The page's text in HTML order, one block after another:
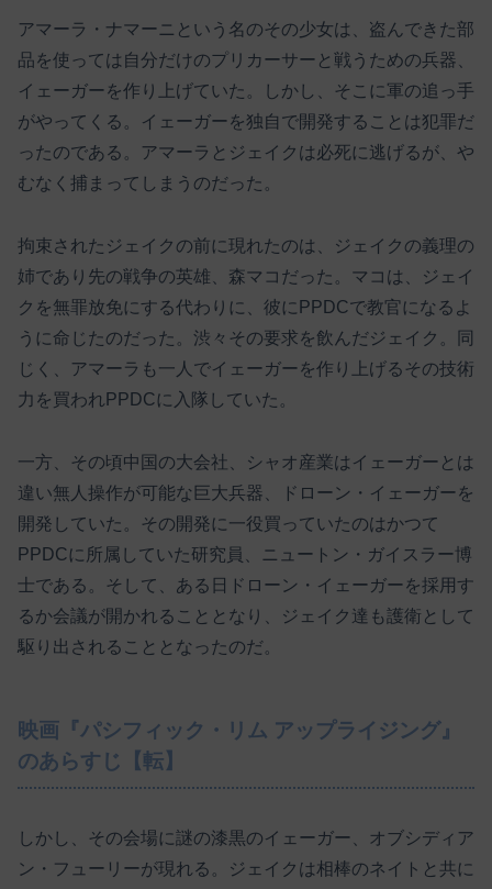
アマーラ・ナマーニという名のその少女は、盗んできた部
品を使っては自分だけのプリカーサーと戦うための兵器、
イェーガーを作り上げていた。しかし、そこに軍の追っ手
がやってくる。イェーガーを独自で開発することは犯罪だ
ったのである。アマーラとジェイクは必死に逃げるが、や
むなく捕まってしまうのだった。
拘束されたジェイクの前に現れたのは、ジェイクの義理の
姉であり先の戦争の英雄、森マコだった。マコは、ジェイ
クを無罪放免にする代わりに、彼にPPDCで教官になるよ
うに命じたのだった。渋々その要求を飲んだジェイク。同
じく、アマーラも一人でイェーガーを作り上げるその技術
力を買われPPDCに入隊していた。
一方、その頃中国の大会社、シャオ産業はイェーガーとは
違い無人操作が可能な巨大兵器、ドローン・イェーガーを
開発していた。その開発に一役買っていたのはかつて
PPDCに所属していた研究員、ニュートン・ガイスラー博
士である。そして、ある日ドローン・イェーガーを採用す
るか会議が開かれることとなり、ジェイク達も護衛として
駆り出されることとなったのだ。
映画『パシフィック・リム アップライジング』
のあらすじ【転】
しかし、その会場に謎の漆黒のイェーガー、オブシディア
ン・フューリーが現れる。ジェイクは相棒のネイトと共に